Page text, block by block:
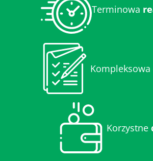
Terminowa
Kompleksowa
Korzystne